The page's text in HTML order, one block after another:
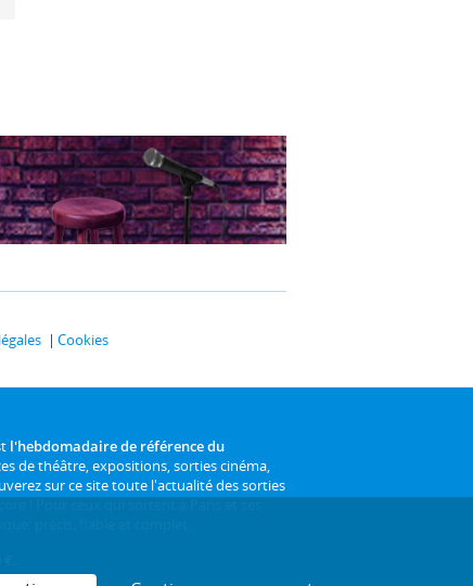
Cookies
l'hebdomadaire de référence du
de théâtre, expositions, sorties cinéma,
sur ce site toute l'actualité des sorties